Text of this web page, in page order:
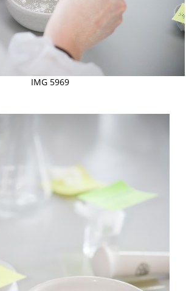
IMG 5969